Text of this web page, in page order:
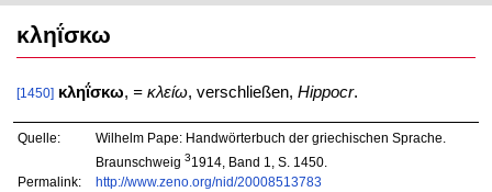
κληΐσκω
[1450] κληΐσκω, = κλείω, verschließen, Hippocr.
Quelle:
Wilhelm Pape: Handwörterbuch der griechischen Sprache.
Braunschweig 31914, Band 1, S. 1450.
Permalink:
http://www.zeno.org/nid/20008513783